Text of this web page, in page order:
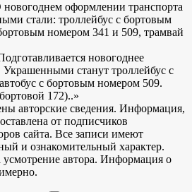
новогоднем оформлении транспорта
стали: троллейбус с бортовым
номером 341 и 509, трамвай
новогоднее
станут троллейбус с
с бортовым номером 509.
172)..»
авторские сведения. Информация,
от подписчиков
сайта. Все записи имеют
и ознакомительный характер.
усмотрение автора. Информация о